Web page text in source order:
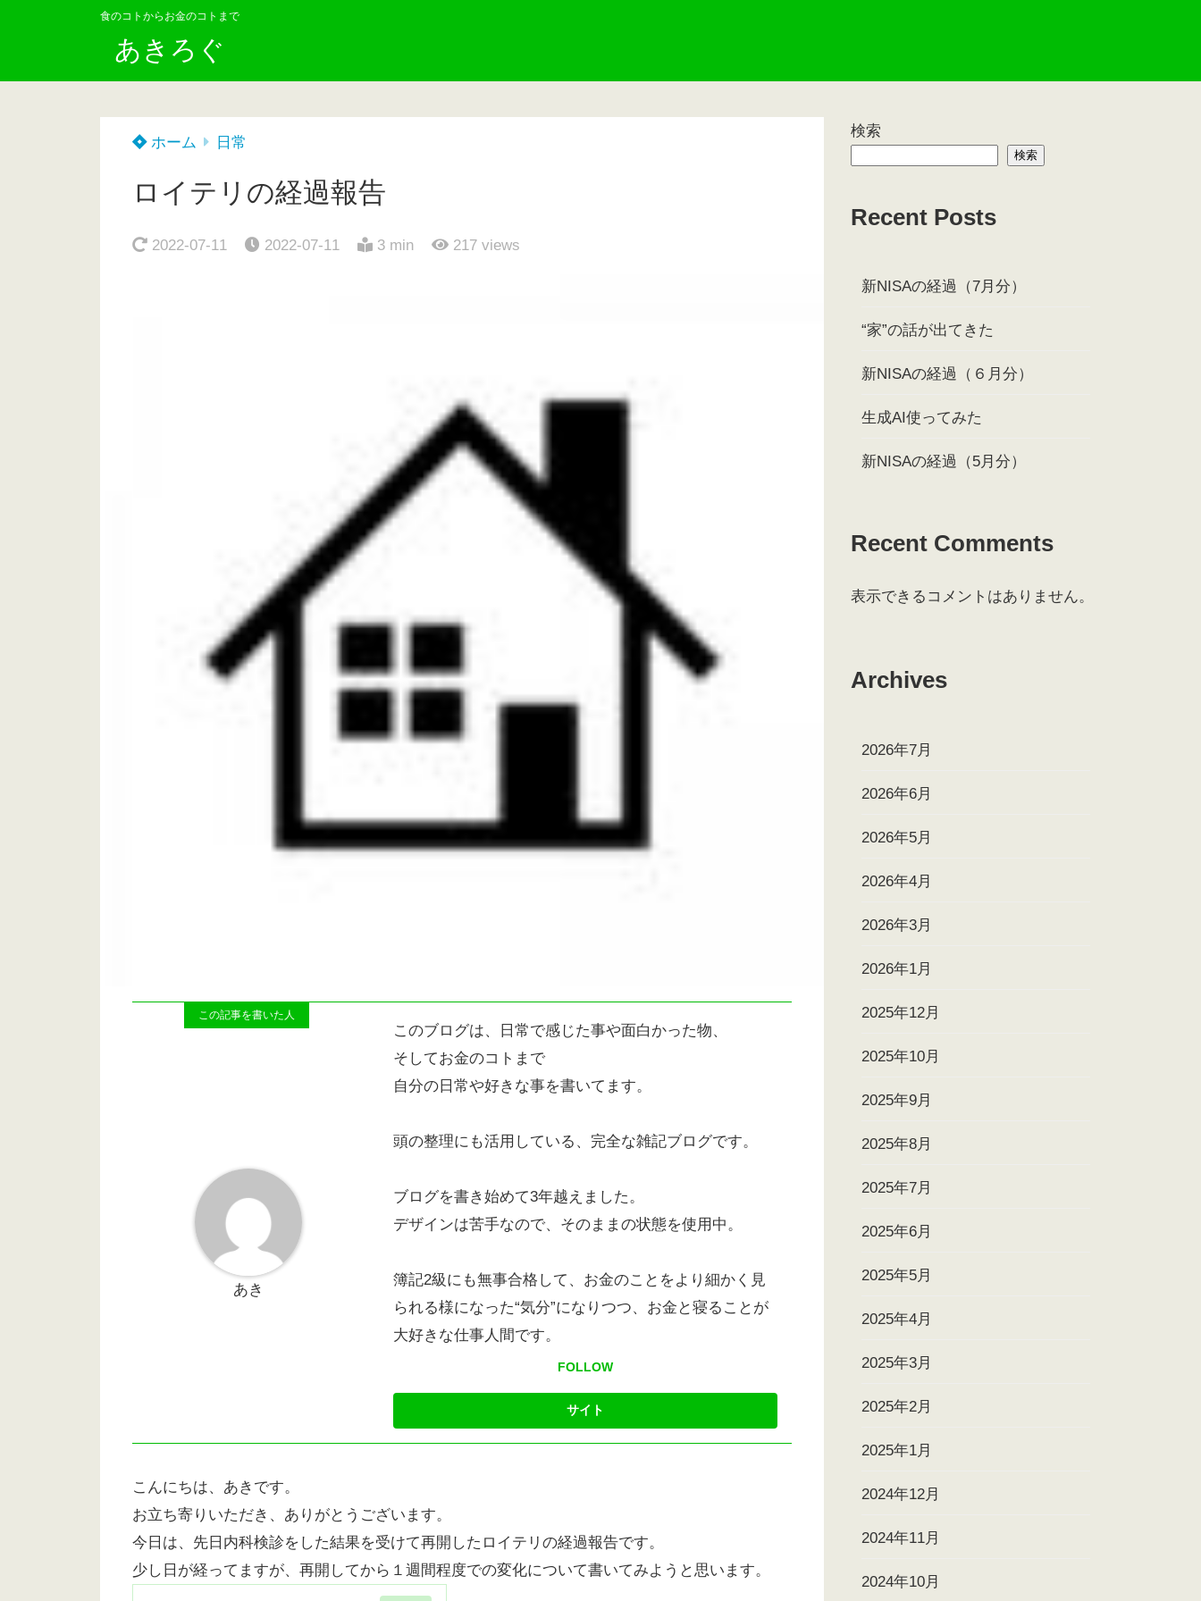
食のコトからお金のコトまで
あきろぐ
ホーム 日常
ロイテリの経過報告
2022-07-11 2022-07-11 3 min 217 views
あき
このブログは、日常で感じた事や面白かった物、
そしてお金のコトまで
自分の日常や好きな事を書いてます。
頭の整理にも活用している、完全な雑記ブログです。
ブログを書き始めて3年越えました。
デザインは苦手なので、そのままの状態を使用中。
簿記2級にも無事合格して、お金のことをより細かく見
られる様になった“気分”になりつつ、お金と寝ることが
大好きな仕事人間です。
FOLLOW
こんにちは、あきです。
お立ち寄りいただき、ありがとうございます。
今日は、先日内科検診をした結果を受けて再開したロイテリの経過報告です。
少し日が経ってますが、再開してから１週間程度での変化について書いてみようと思います。
検索
検索
Recent Posts
新NISAの経過（7月分）
“家”の話が出てきた
新NISAの経過（６月分）
生成AI使ってみた
新NISAの経過（5月分）
Recent Comments
表示できるコメントはありません。
Archives
2026年7月
2026年6月
2026年5月
2026年4月
2026年3月
2026年1月
2025年12月
2025年10月
2025年9月
2025年8月
2025年7月
2025年6月
2025年5月
2025年4月
2025年3月
2025年2月
2025年1月
2024年12月
2024年11月
2024年10月